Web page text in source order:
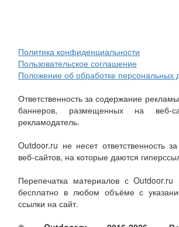
Политика конфиденциальности
Пользовательское соглашение
Положение об обработке персональных
Ответственность за содержание
баннеров, размещенных на веб-
рекламодатель.
Outdoor.ru не несет ответственность
веб-сайтов, на которые даются
Перепечатка материалов с Outdoor.ru
бесплатно в любом объёме с
ссылки на сайт.